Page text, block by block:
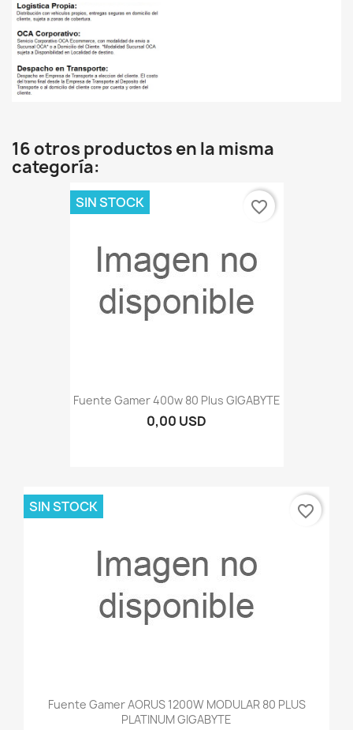
16 otros productos en la misma
categoría:
Fuente Gamer 400w 80 Plus GIGABYTE
0,00 USD
SIN STOCK favorite_border
Fuente Gamer AORUS 1200W MODULAR 80 PLUS
PLATINUM GIGABYTE
SIN STOCK favorite_border